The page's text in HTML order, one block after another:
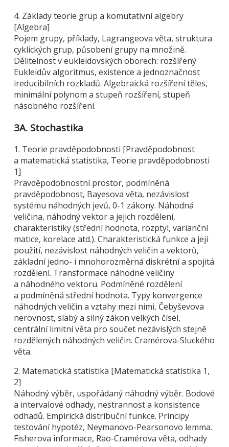
4. Základy teorie grup a komutativní algebry
[Algebra]
Pojem grupy, příklady, Lagrangeova věta, struktura
cyklických grup, působení grupy na množině.
Dělitelnost v eukleidovských oborech: rozšířený
Eukleidův algoritmus, existence a jednoznačnost
ireducibilních rozkladů. Algebraická rozšíření těles,
minimální polynom a stupeň rozšíření, stupeň
násobného rozšíření.
3A. Stochastika
1. Teorie pravděpodobnosti [Pravděpodobnost
a matematická statistika, Teorie pravděpodobnosti
1]
Pravděpodobnostní prostor, podmíněná
pravděpodobnost, Bayesova věta, nezávislost
systému náhodných jevů, 0-1 zákony. Náhodná
veličina, náhodný vektor a jejich rozdělení,
charakteristiky (střední hodnota, rozptyl, varianční
matice, korelace atd.). Charakteristická funkce a její
použití, nezávislost náhodných veličin a vektorů,
základní jedno- i mnohorozměrná diskrétní a spojitá
rozdělení. Transformace náhodné veličiny
a náhodného vektoru. Podmíněné rozdělení
a podmíněná střední hodnota. Typy konvergence
náhodných veličin a vztahy mezi nimi, Čebyševova
nerovnost, slabý a silný zákon velkých čísel,
centrální limitní věta pro součet nezávislých stejně
rozdělených náhodných veličin. Cramérova-Sluckého
věta.
2. Matematická statistika [Matematická statistika 1,
2]
Náhodný výběr, uspořádaný náhodný výběr. Bodové
a intervalové odhady, nestrannost a konsistence
odhadů. Empirická distribuční funkce. Principy
testování hypotéz, Neymanovo-Pearsonovo lemma.
Fisherova informace, Rao-Cramérova věta, odhady